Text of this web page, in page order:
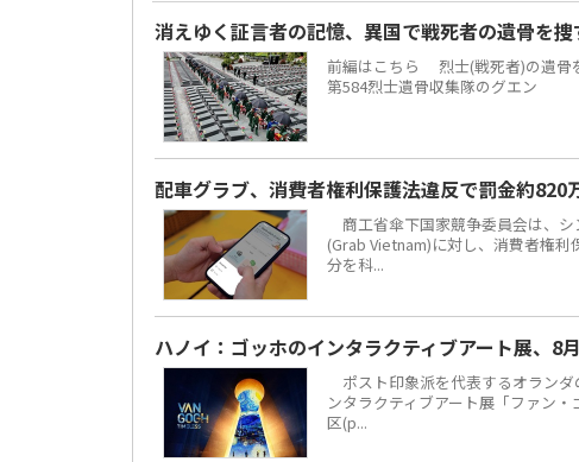
消えゆく証言者の記憶、異国で戦死者の遺骨を捜
前編はこちら 烈士(戦死者)の遺骨
第584烈士遺骨収集隊のグエン
配車グラブ、消費者権利保護法違反で罰金約820
商工省傘下国家競争委員会は、
(Grab Vietnam)に対し、消費者権
分を科...
ハノイ：ゴッホのインタラクティブアート展、8
ポスト印象派を代表するオラン
ンタラクティブアート展「ファン
区(p...